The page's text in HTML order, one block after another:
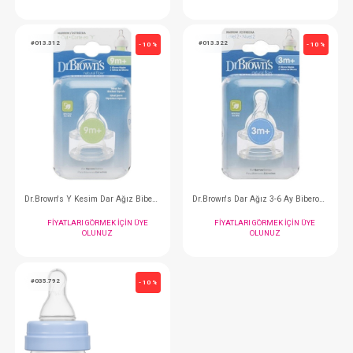
Dr.Brown's Options Standart Biberon 250 ml
FIYATLARI GÖRMEK IÇIN ÜYE
OLUNUZ
FIYATLARI
#013.312 #013.322